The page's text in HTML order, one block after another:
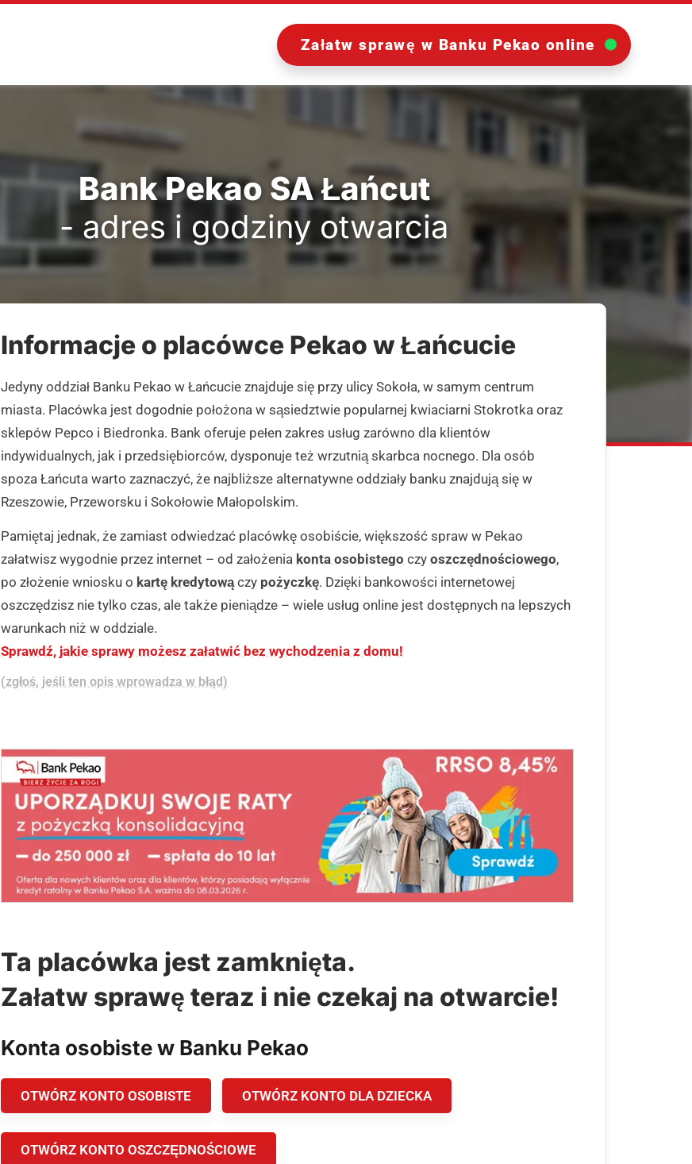
Załatw sprawę w Banku Pekao online
Bank Pekao SA Łańcut
- adres i godziny otwarcia
Informacje o placówce Pekao w Łańcucie
Jedyny oddział Banku Pekao w Łańcucie znajduje się przy ulicy Sokoła, w samym centrum
miasta. Placówka jest dogodnie położona w sąsiedztwie popularnej kwiaciarni Stokrotka oraz
sklepów Pepco i Biedronka. Bank oferuje pełen zakres usług zarówno dla klientów
indywidualnych, jak i przedsiębiorców, dysponuje też wrzutnią skarbca nocnego. Dla osób
spoza Łańcuta warto zaznaczyć, że najbliższe alternatywne oddziały banku znajdują się w
Rzeszowie, Przeworsku i Sokołowie Małopolskim.
Pamiętaj jednak, że zamiast odwiedzać placówkę osobiście, większość spraw w Pekao
załatwisz wygodnie przez internet – od założenia konta osobistego czy oszczędnościowego,
po złożenie wniosku o kartę kredytowączy pożyczkę. Dzięki bankowości internetowej
oszczędzisz nie tylko czas, ale także pieniądze – wiele usług online jest dostępnych na lepszych
warunkach niż w oddziale.
Sprawdź, jakie sprawy możesz załatwić bez wychodzenia z domu!
(zgłoś, jeśli ten opis wprowadza w błąd)
Ta placówka jest zamknięta.
Załatw sprawę teraz i nie czekaj na otwarcie!
Konta osobiste w Banku Pekao
OTWÓRZ KONTO OSOBISTE OTWÓRZ KONTO DLA DZIECKA
OTWÓRZ KONTO OSZCZĘDNOŚCIOWE